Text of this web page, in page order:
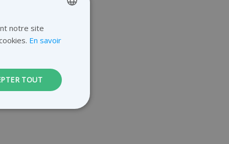
GERMAN
FRENCH
notre site
En savoir
TOUT